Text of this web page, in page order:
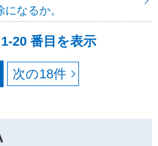
なるか。
20 番目を表示